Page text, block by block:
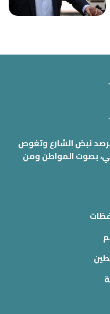
نبض الشارع وتغوص
بصوت المواطن ومن